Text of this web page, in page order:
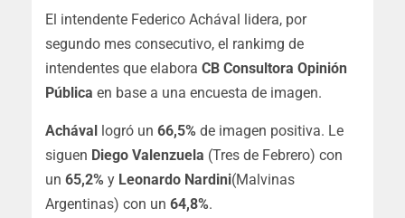
El intendente Federico Achával lidera, por
segundo mes consecutivo, el rankimg de
intendentes que elabora CB Consultora Opinión
Pública en base a una encuesta de imagen.
Achával logró un 66,5% de imagen positiva. Le
siguen Diego Valenzuela (Tres de Febrero) con
un 65,2% y Leonardo Nardini(Malvinas
Argentinas) con un 64,8%.